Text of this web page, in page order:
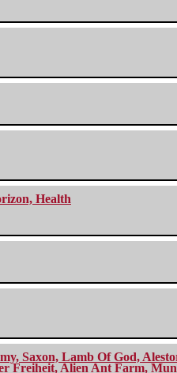
Health
Saxon, Lamb Of God,
Freiheit, Alien Ant Farm,